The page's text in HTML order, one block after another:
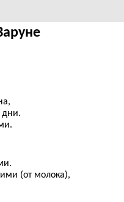
дни.
(от молока),